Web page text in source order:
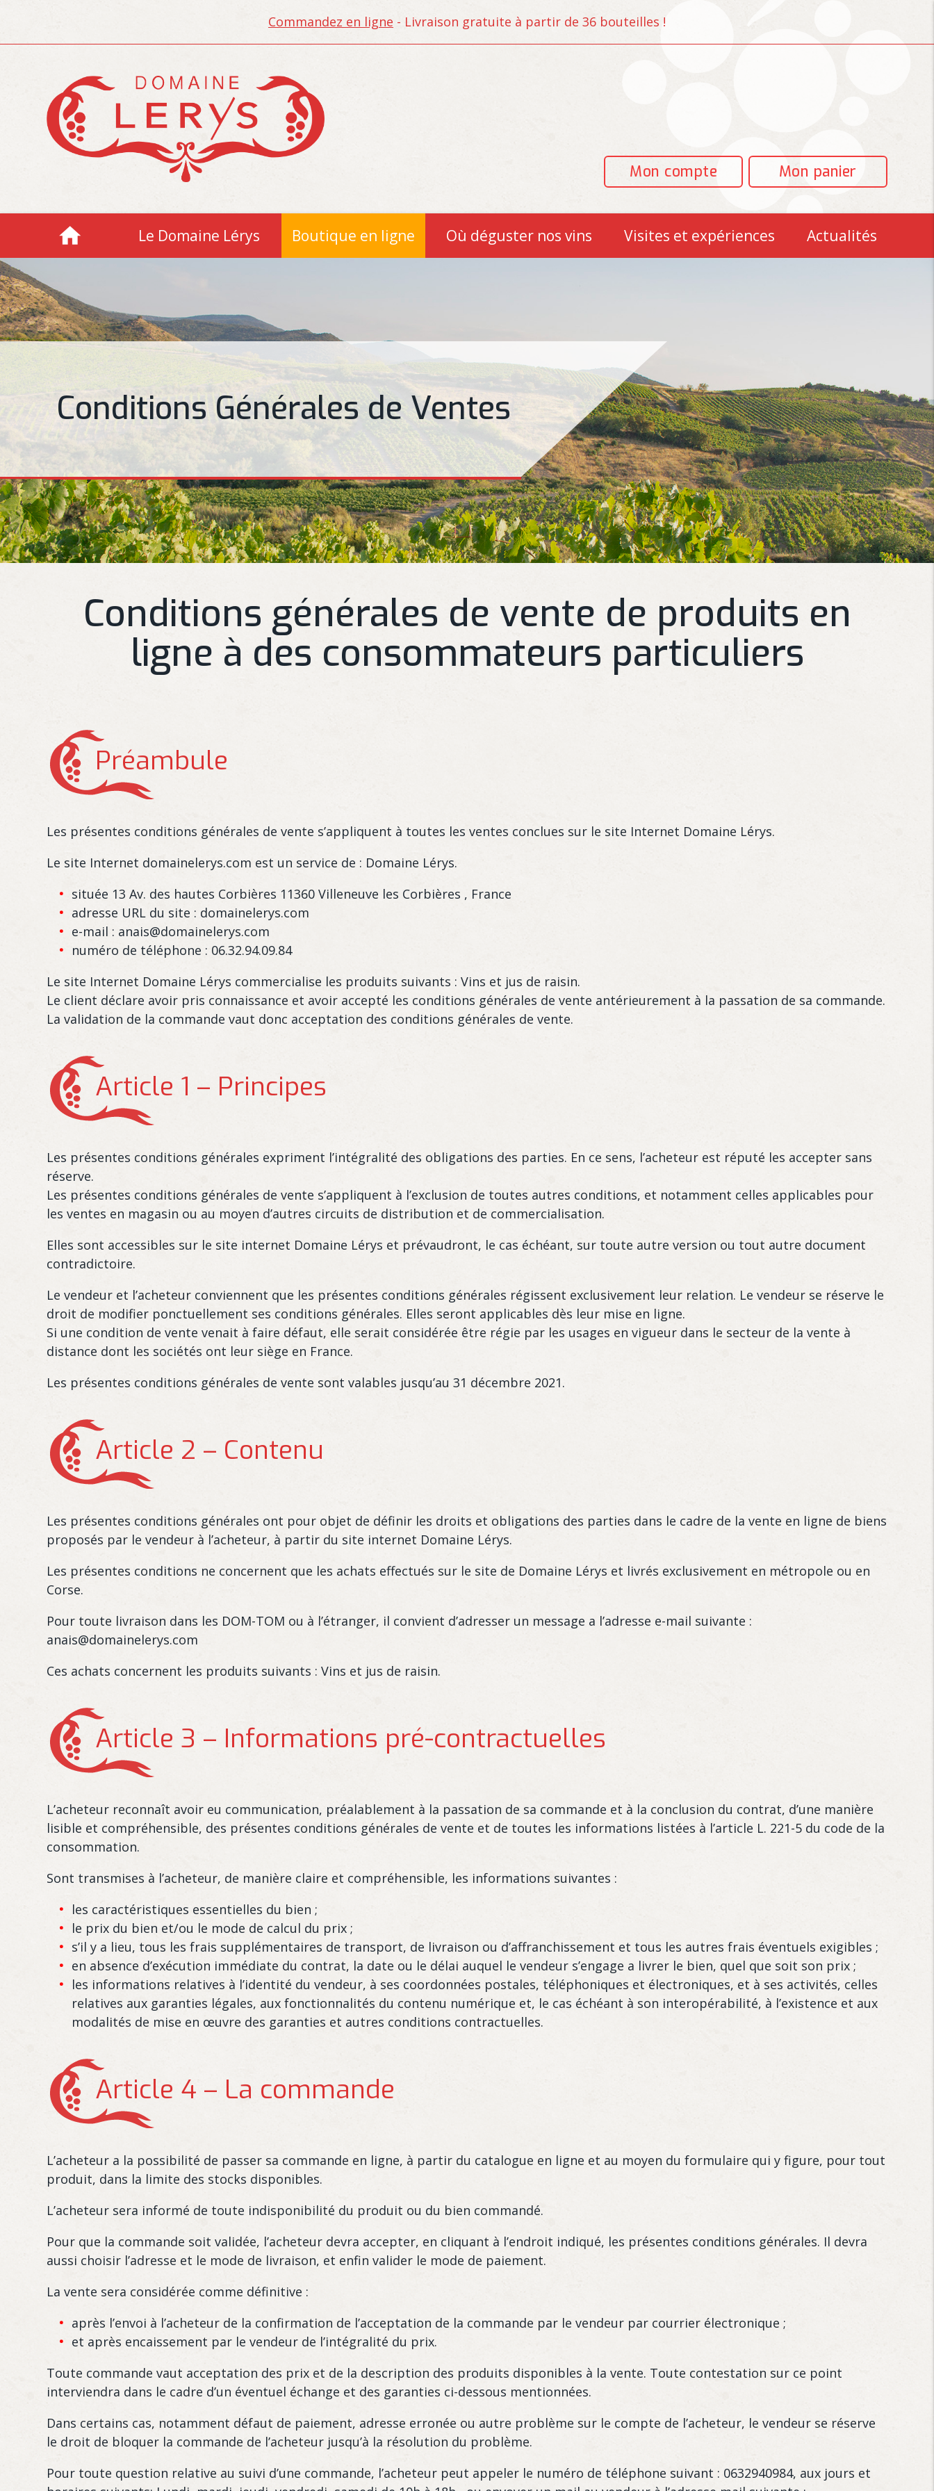
Commandez en ligne - Livraison gratuite à partir de 36 bouteilles !
Mon compte Mon panier
Le Domaine Lérys Boutique en ligne Où déguster nos vins Visites et expériences Actualités
Conditions Générales de Ventes
Conditions générales de vente de produits en
ligne à des consommateurs particuliers
Préambule
Les présentes conditions générales de vente s’appliquent à toutes les ventes conclues sur le site Internet Domaine Lérys.
Le site Internet domainelerys.com est un service de : Domaine Lérys.
située 13 Av. des hautes Corbières 11360 Villeneuve les Corbières , France
adresse URL du site : domainelerys.com
e-mail : anais@domainelerys.com
numéro de téléphone : 06.32.94.09.84
Le site Internet Domaine Lérys commercialise les produits suivants : Vins et jus de raisin.
Le client déclare avoir pris connaissance et avoir accepté les conditions générales de vente antérieurement à la passation de sa commande.
La validation de la commande vaut donc acceptation des conditions générales de vente.
Article 1 – Principes
Les présentes conditions générales expriment l’intégralité des obligations des parties. En ce sens, l’acheteur est réputé les accepter sans
réserve.
Les présentes conditions générales de vente s’appliquent à l’exclusion de toutes autres conditions, et notamment celles applicables pour
les ventes en magasin ou au moyen d’autres circuits de distribution et de commercialisation.
Elles sont accessibles sur le site internet Domaine Lérys et prévaudront, le cas échéant, sur toute autre version ou tout autre document
contradictoire.
Le vendeur et l’acheteur conviennent que les présentes conditions générales régissent exclusivement leur relation. Le vendeur se réserve le
droit de modifier ponctuellement ses conditions générales. Elles seront applicables dès leur mise en ligne.
Si une condition de vente venait à faire défaut, elle serait considérée être régie par les usages en vigueur dans le secteur de la vente à
distance dont les sociétés ont leur siège en France.
Les présentes conditions générales de vente sont valables jusqu’au 31 décembre 2021.
Article 2 – Contenu
Les présentes conditions générales ont pour objet de définir les droits et obligations des parties dans le cadre de la vente en ligne de biens
proposés par le vendeur à l’acheteur, à partir du site internet Domaine Lérys.
Les présentes conditions ne concernent que les achats effectués sur le site de Domaine Lérys et livrés exclusivement en métropole ou en
Corse.
Pour toute livraison dans les DOM-TOM ou à l’étranger, il convient d’adresser un message a l’adresse e-mail suivante :
anais@domainelerys.com
Ces achats concernent les produits suivants : Vins et jus de raisin.
Article 3 – Informations pré-contractuelles
L’acheteur reconnaît avoir eu communication, préalablement à la passation de sa commande et à la conclusion du contrat, d’une manière
lisible et compréhensible, des présentes conditions générales de vente et de toutes les informations listées à l’article L. 221-5 du code de la
consommation.
Sont transmises à l’acheteur, de manière claire et compréhensible, les informations suivantes :
les caractéristiques essentielles du bien ;
le prix du bien et/ou le mode de calcul du prix ;
s’il y a lieu, tous les frais supplémentaires de transport, de livraison ou d’affranchissement et tous les autres frais éventuels exigibles ;
en absence d’exécution immédiate du contrat, la date ou le délai auquel le vendeur s’engage a livrer le bien, quel que soit son prix ;
les informations relatives à l’identité du vendeur, à ses coordonnées postales, téléphoniques et électroniques, et à ses activités, celles
relatives aux garanties légales, aux fonctionnalités du contenu numérique et, le cas échéant à son interopérabilité, à l’existence et aux
modalités de mise en œuvre des garanties et autres conditions contractuelles.
Article 4 – La commande
L’acheteur a la possibilité de passer sa commande en ligne, à partir du catalogue en ligne et au moyen du formulaire qui y figure, pour tout
produit, dans la limite des stocks disponibles.
L’acheteur sera informé de toute indisponibilité du produit ou du bien commandé.
Pour que la commande soit validée, l’acheteur devra accepter, en cliquant à l’endroit indiqué, les présentes conditions générales. Il devra
aussi choisir l’adresse et le mode de livraison, et enfin valider le mode de paiement.
La vente sera considérée comme définitive :
après l’envoi à l’acheteur de la confirmation de l’acceptation de la commande par le vendeur par courrier électronique ;
et après encaissement par le vendeur de l’intégralité du prix.
Toute commande vaut acceptation des prix et de la description des produits disponibles à la vente. Toute contestation sur ce point
interviendra dans le cadre d’un éventuel échange et des garanties ci-dessous mentionnées.
Dans certains cas, notamment défaut de paiement, adresse erronée ou autre problème sur le compte de l’acheteur, le vendeur se réserve
le droit de bloquer la commande de l’acheteur jusqu’à la résolution du problème.
Pour toute question relative au suivi d’une commande, l’acheteur peut appeler le numéro de téléphone suivant : 0632940984, aux jours et